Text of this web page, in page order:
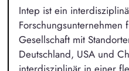
Intep ist ein
Gesellschaft mit
Deutschland, USA und